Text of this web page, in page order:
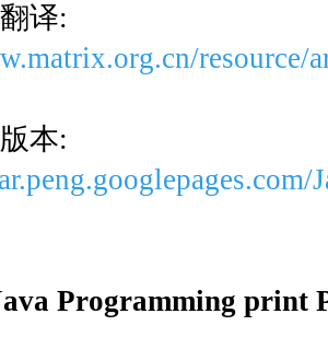
译:
resource/
本:
Programming print